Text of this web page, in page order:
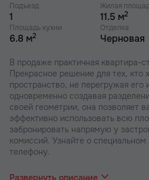
Подъезд
1
Жилая
11.5 м2
Площадь кухни
6.8 м2
Отделка
Черновая
В продаже практичная квартира-
Прекрасное решение для тех, кто
пространство, не перегружая
одновременно создавая
своей геометрии, она позволяет
эффективно использовать всю
забронировать напрямую у
комиссий. Узнайте о
телефону.
отделе продаж Вас
Развернуть описание